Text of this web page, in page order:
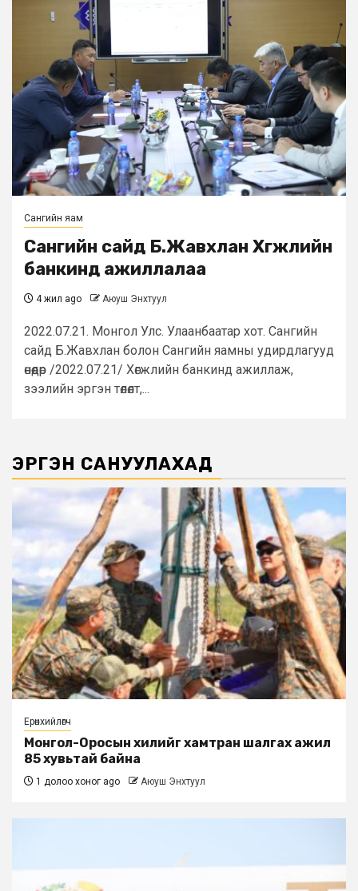
Сангийн яам
Сангийн сайд Б.Жавхлан Хөгжлийн
банкинд ажиллалаа
4 жил ago Аюуш Энхтуул
2022.07.21. Монгол Улс. Улаанбаатар хот. Сангийн
сайд Б.Жавхлан болон Сангийн яамны удирдлагууд
өнөөдөр /2022.07.21/ Хөгжлийн банкинд ажиллаж,
зээлийн эргэн төлөлт,...
ЭРГЭН САНУУЛАХАД
Ерөнхийлөгч
Монгол-Оросын хилийг хамтран шалгах ажил
85 хувьтай байна
1 долоо хоног ago Аюуш Энхтуул